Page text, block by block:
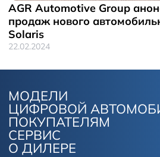
AGR Automotive Group
продаж нового
Solaris
22.02.2024
МОДЕЛИ
ЦИФРОВОЙ
ПОКУПАТЕЛЯМ
СЕРВИС
О ДИЛЕРЕ